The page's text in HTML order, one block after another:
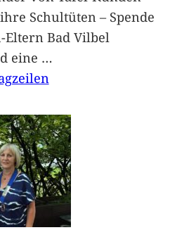
Schultüten – Spende
Eltern Bad Vilbel
eine …